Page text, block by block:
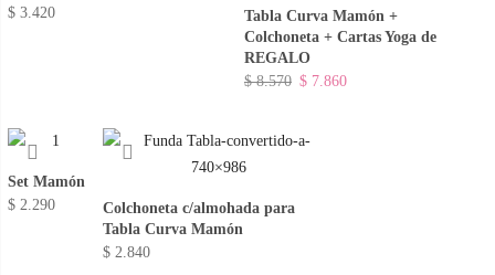
$ 3.420
Tabla Curva Mamón +
Colchoneta + Cartas Yoga de
REGALO
$8.570 El
$ 7.860El
Set Mamón
$ 2.290
Colchoneta c/almohada para
Tabla Curva Mamón
$ 2.840